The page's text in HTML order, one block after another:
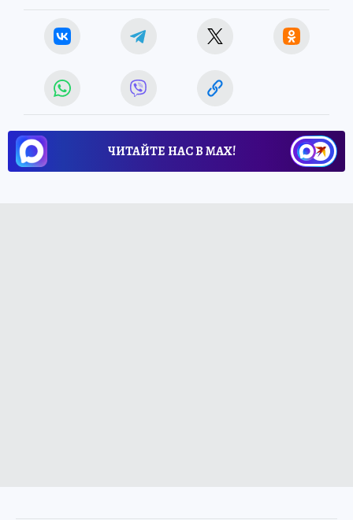
ЧИТАЙТЕ НАС В МАХ!